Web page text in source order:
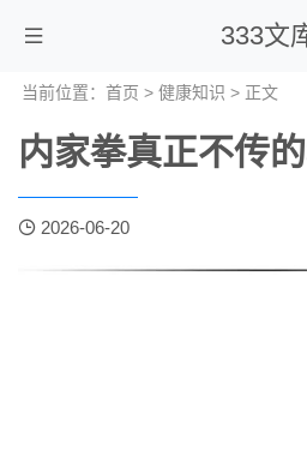
333文
当前位置： 首页 > 健康知识 > 正文
内家拳真正不传的
2026-06-20